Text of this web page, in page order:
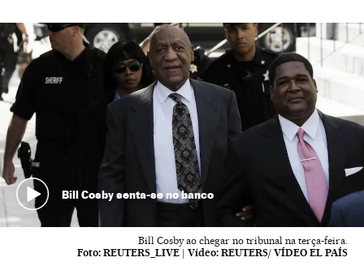
Bill Cosby senta-se no banco
Bill Cosby ao chegar no tribunal na terça-feira.
Foto: REUTERS_LIVE | Vídeo: REUTERS/ VÍDEO EL PAÍS